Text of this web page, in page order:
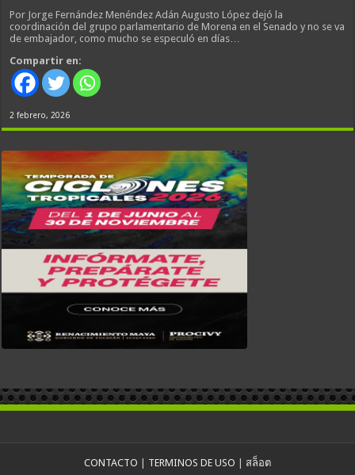
Por Jorge Fernández Menéndez Adán Augusto López dejó la
coordinación del grupo parlamentario de Morena en el Senado y no se va
de embajador, como mucho se especuló en días…
Compartir en:
2 febrero, 2026
CONTACTO TERMINOS DE USO สล็อต